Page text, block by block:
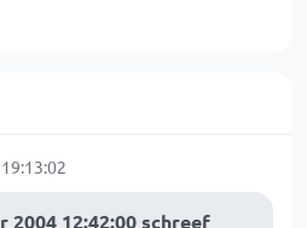
2004 12:42:00 schreef